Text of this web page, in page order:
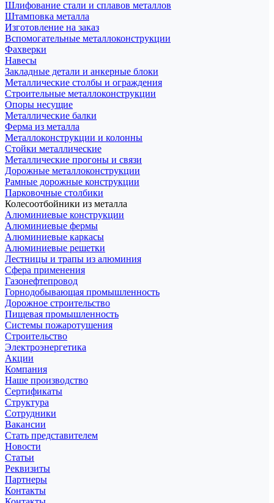
Шлифование стали и сплавов металлов
Штамповка металла
Изготовление на заказ
Вспомогательные металлоконструкции
Фахверки
Навесы
Закладные детали и анкерные блоки
Металлические столбы и ограждения
Строительные металлоконструкции
Опоры несущие
Металлические балки
Ферма из металла
Металлоконструкции и колонны
Стойки металлические
Металлические прогоны и связи
Дорожные металлоконструкции
Рамные дорожные конструкции
Парковочные столбики
Колесоотбойники из металла
Алюминиевые конструкции
Алюминиевые фермы
Алюминиевые каркасы
Алюминиевые решетки
Лестницы и трапы из алюминия
Сфера применения
Газонефтепровод
Горнодобывающая промышленность
Дорожное строительство
Пищевая промышленность
Системы пожаротушения
Строительство
Электроэнергетика
Акции
Компания
Наше производство
Сертификаты
Структура
Сотрудники
Вакансии
Стать представителем
Новости
Статьи
Реквизиты
Партнеры
Контакты